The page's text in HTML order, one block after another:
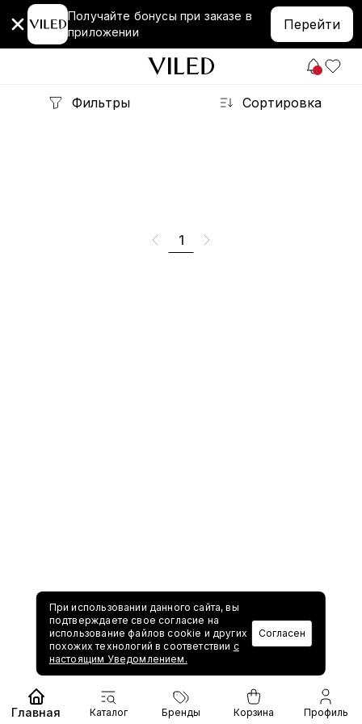
Получайте бонусы при заказе в
приложении
Перейти
Фильтры Сортировка
1
При использовании данного сайта, вы
подтверждаете свое согласие на
использование файлов cookie и других
похожих технологий в соответствии с
настоящим Уведомлением.
Согласен
Главная Каталог Бренды Корзина Профиль